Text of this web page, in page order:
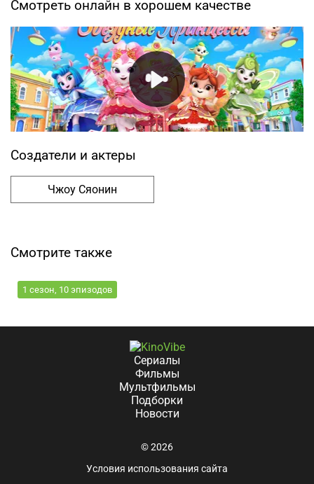
Смотреть онлайн в хорошем качестве
Создатели и актеры
Чжоу Сяонин
Смотрите также
1 сезон, 10 эпизодов
Сериалы
Фильмы
Мультфильмы
Подборки
Новости
© 2026
Условия использования сайта